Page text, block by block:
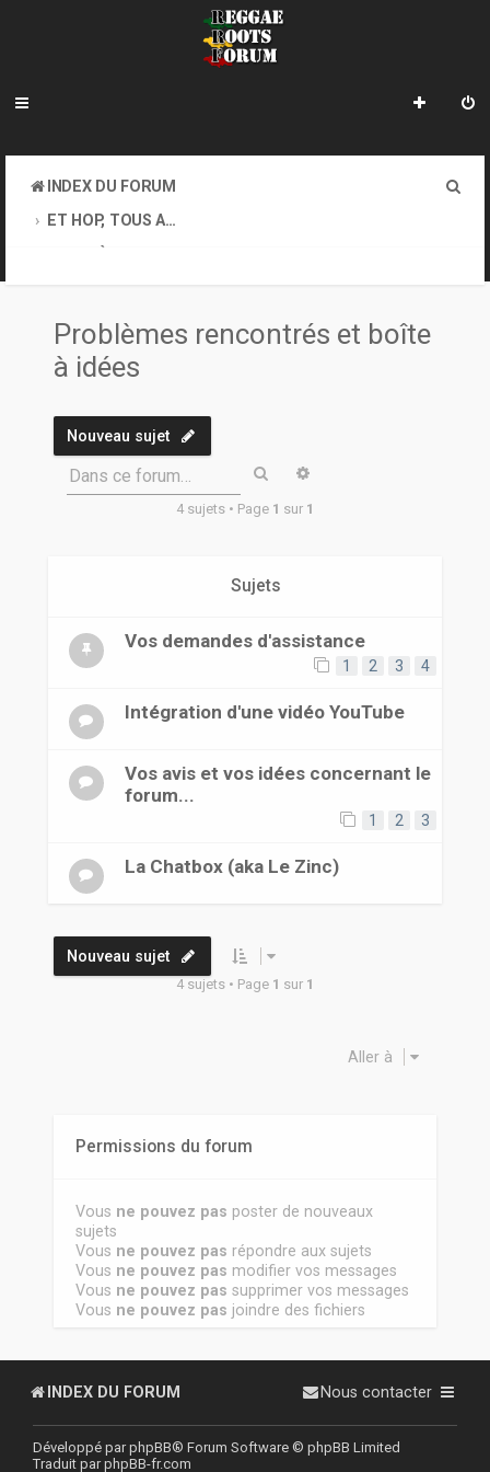
INDEX DU FORUM
ET HOP, TOUS AU COFFEE-SHOP. GOOD VIBES EXIGEES !
Problèmes rencontrés et boîte
à idées
Nouveau sujet
Dans ce forum… Rechercher
4 sujets • Page 1 sur 1
Sujets
Vos demandes d'assistance
1 2 3 4
Intégration d'une vidéo YouTube
Vos avis et vos idées concernant le
forum...
1 2 3
La Chatbox (aka Le Zinc)
Nouveau sujet
4 sujets • Page 1 sur 1
Aller à
Permissions du forum
Vous ne pouvez pas poster de nouveaux
sujets
Vous ne pouvez pas répondre aux sujets
Vous ne pouvez pas modifier vos messages
Vous ne pouvez pas supprimer vos messages
Vous ne pouvez pas joindre des fichiers
INDEX DU FORUM Nous contacter
Développé parphpBB® Forum Software © phpBB Limited
Traduit parphpBB-fr.com